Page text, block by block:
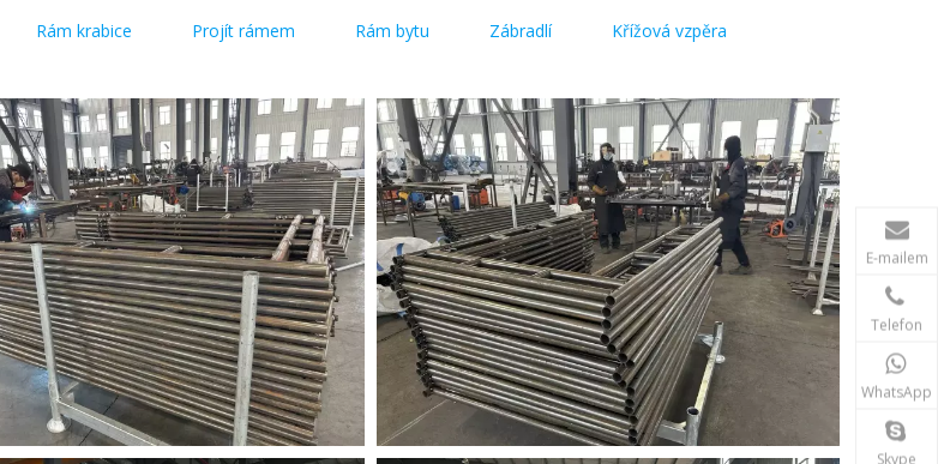
E-mailem
Telefon
WhatsApp
Skype
Rám krabice Projít rámem Rám bytu Zábradlí
Křížová vzpěra